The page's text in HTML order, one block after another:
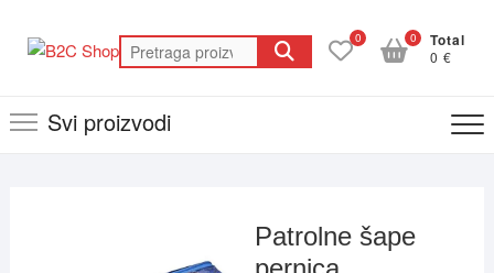
content
Pretraga
za:
0 Total
0 €
0
Svi proizvodi
Patrolne šape